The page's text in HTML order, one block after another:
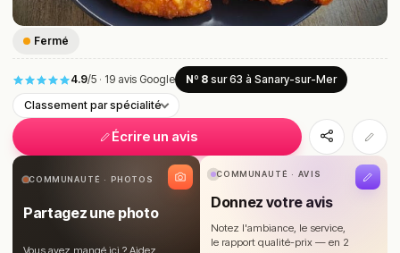
Fermé
4.9/5 · 19 avis Google Nº 8 sur 63 à Sanary-sur-Mer
Classement par spécialité
Écrire un avis
COMMUNAUTÉ · PHOTOS
Partagez une photo
Vous avez mangé ici ? Aidez
COMMUNAUTÉ · AVIS
Donnez votre avis
Notez l'ambiance, le service,
le rapport qualité-prix — en 2